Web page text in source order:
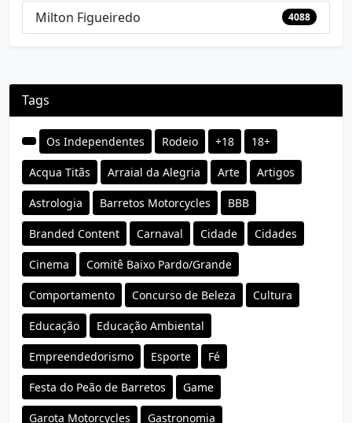
Milton Figueiredo 4088
Tags
Os Independentes Rodeio +18 18+
Acqua Titãs Arraial da Alegria Arte Artigos
Astrologia Barretos Motorcycles BBB
Branded Content Carnaval Cidade Cidades
Cinema Comitê Baixo Pardo/Grande
Comportamento Concurso de Beleza Cultura
Educação Educação Ambiental
Empreendedorismo Esporte Fé
Festa do Peão de Barretos Game
Garota Motorcycles Gastronomia